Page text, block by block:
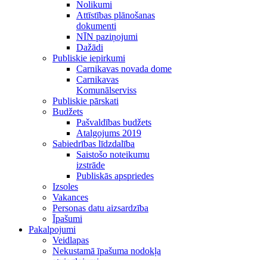
Nolikumi
Attīstības plānošanas
dokumenti
NĪN paziņojumi
Dažādi
Publiskie iepirkumi
Carnikavas novada dome
Carnikavas
Komunālserviss
Publiskie pārskati
Budžets
Pašvaldības budžets
Atalgojums 2019
Sabiedrības līdzdalība
Saistošo noteikumu
izstrāde
Publiskās apspriedes
Izsoles
Vakances
Personas datu aizsardzība
Īpašumi
Pakalpojumi
Veidlapas
Nekustamā īpašuma nodokļa